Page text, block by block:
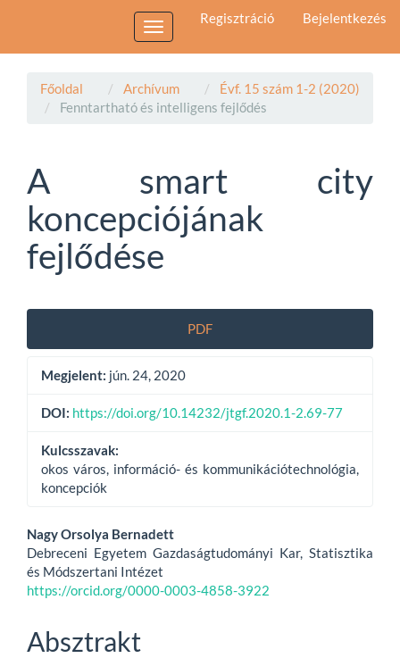
Sidebar
Regisztráció Bejelentkezés
Toggle
navigation
Főoldal Archívum
Évf. 15 szám 1-2 (2020)
Fenntartható és intelligens fejlődés
A smart city
koncepciójának
fejlődése
Article
Sidebar
PDF
Megjelent: jún. 24, 2020
DOI: https://doi.org/10.14232/jtgf.2020.1-2.69-77
Kulcsszavak:
okos város, információ- és kommunikációtechnológia,
koncepciók
Main
Article
Content
Nagy Orsolya Bernadett
Debreceni Egyetem Gazdaságtudományi Kar, Statisztika
és Módszertani Intézet
https://orcid.org/0000-0003-4858-3922
Absztrakt